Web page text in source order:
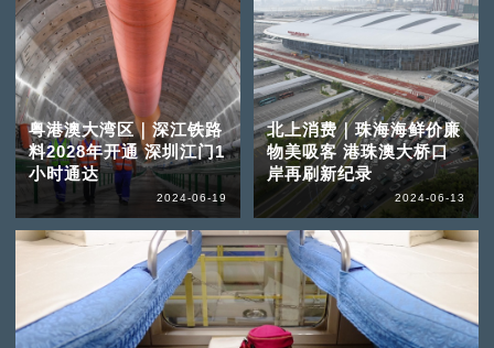
粤港澳大湾区｜深江铁路
料2028年开通 深圳江门1
小时通达
2024-06-19
北上消费｜珠海海鲜价廉
物美吸客 港珠澳大桥口
岸再刷新纪录
2024-06-13